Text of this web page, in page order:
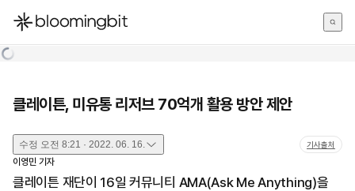
한국어
클레이튼, 미유통 리저브 70억개 활용 방안 제안
수정 오전 8:21 · 2022. 06. 16. 기사출처
이영민 기자
클레이튼 재단이 16일 커뮤니티 AMA(Ask Me Anything)을